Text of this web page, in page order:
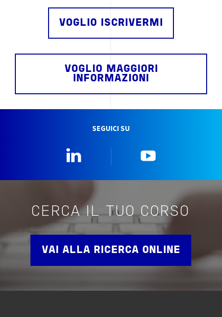
VOGLIO ISCRIVERMI
VOGLIO MAGGIORI
INFORMAZIONI
SEGUICI SU
CERCA IL TUO CORSO
VAI ALLA RICERCA ONLINE